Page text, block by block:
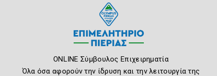
ONLINE Σύμβουλος Επιχειρηματία
Όλα όσα αφορούν την ίδρυση και την λειτουργία της